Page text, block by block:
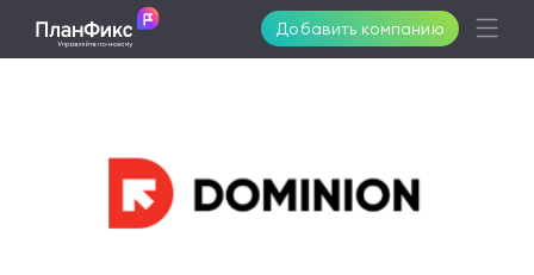
Добавить компанию
Решения